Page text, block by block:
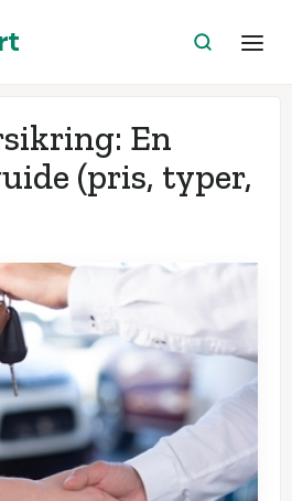
En
(pris, typer,